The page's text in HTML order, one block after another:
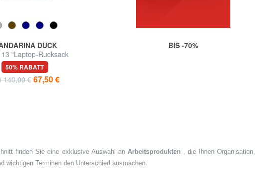
DUCK
"Laptop-Rucksack
50% RABATT
140,00 € 67,50 €
BIS -70%
finden Sie eine exklusive Auswahl an Arbeitsprodukten , die Ihnen Organisation,
Terminen den Unterschied ausmachen.